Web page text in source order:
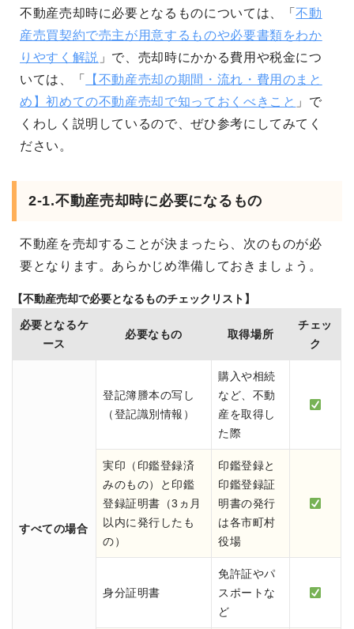
不動産売却時に必要となるものについては、「不動
産売買契約で売主が用意するものや必要書類をわか
りやすく解説 」で、売却時にかかる費用や税金につ
いては、「
【不動産売却の期間・流れ・費用のまと
め】初めての不動産売却で知っておくべきこと 」で
くわしく説明しているので、ぜひ参考にしてみてく
ださい。
2-1.不動産売却時に必要になるもの
不動産を売却することが決まったら、次のものが必
要となります。あらかじめ準備しておきましょう。
【不動産売却で必要となるものチェックリスト】
必要となるケ
ース
必要なもの 取得場所
チェッ
ク
すべての場合
登記簿謄本の写し
（登記識別情報）
購入や相続
など、不動
産を取得し
た際
実印（印鑑登録済
みのもの）と印鑑
登録証明書（3ヵ月
以内に発行したも
の）
印鑑登録と
印鑑登録証
明書の発行
は各市町村
役場
身分証明書
免許証やパ
スポートな
ど